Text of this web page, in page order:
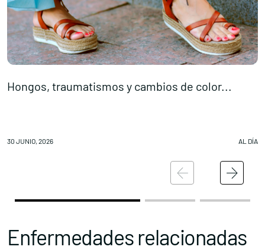
Hongos, traumatismos y cambios de color...
30 JUNIO, 2026 AL DÍA
Enfermedades relacionadas